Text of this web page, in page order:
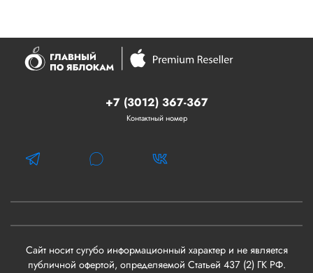
+7 (3012) 367-367
Контактный номер
Сайт носит сугубо информационный характер и не является
публичной офертой, определяемой Статьей 437 (2) ГК РФ.